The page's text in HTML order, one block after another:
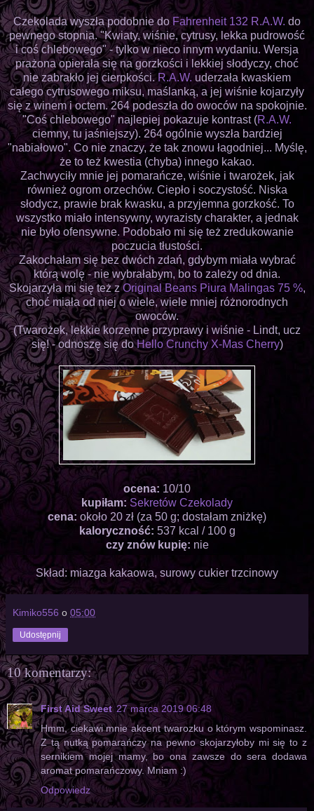
Czekolada wyszła podobnie doFahrenheit 132 R.A.W. do
pewnego stopnia. "Kwiaty, wiśnie, cytrusy, lekka pudrowość
i coś chlebowego" - tylko w nieco innym wydaniu. Wersja
prażona opierała się na gorzkości i lekkiej słodyczy, choć
nie zabrakło jej cierpkości. R.A.W. uderzała kwaskiem
całego cytrusowego miksu, maślanką, a jej wiśnie kojarzyły
się z winem i octem. 264 podeszła do owoców na spokojnie.
"Coś chlebowego" najlepiej pokazuje kontrast (R.A.W.
ciemny, tu jaśniejszy). 264 ogólnie wyszła bardziej
"nabiałowo". Co nie znaczy, że tak znowu łagodniej... Myślę,
że to też kwestia (chyba) innego kakao.
Zachwyciły mnie jej pomarańcze, wiśnie i twarożek, jak
również ogrom orzechów. Ciepło i soczystość. Niska
słodycz, prawie brak kwasku, a przyjemna gorzkość. To
wszystko miało intensywny, wyrazisty charakter, a jednak
nie było ofensywne. Podobało mi się też zredukowanie
poczucia tłustości.
Zakochałam się bez dwóch zdań, gdybym miała wybrać
którą wolę - nie wybrałabym, bo to zależy od dnia.
Skojarzyła mi się też zOriginal Beans Piura Malingas 75 %,
choć miała od niej o wiele, wiele mniej różnorodnych
owoców.
(Twarożek, lekkie korzenne przyprawy i wiśnie - Lindt, ucz
się! - odnoszę się doHello Crunchy X-Mas Cherry)
ocena: 10/10
kupiłam: Sekretów Czekolady
cena: około 20 zł (za 50 g; dostałam zniżkę)
kaloryczność: 537 kcal / 100 g
czy znów kupię: nie
Skład: miazga kakaowa, surowy cukier trzcinowy
Kimiko556 o 05:00
Udostępnij
10 komentarzy:
First Aid Sweet 27 marca 2019 06:48
Hmm, ciekawi mnie akcent twarozku o którym wspominasz.
Z tą nutką pomarańczy na pewno skojarzyłoby mi się to z
sernikiem mojej mamy, bo ona zawsze do sera dodawa
aromat pomarańczowy. Mniam :)
Odpowiedz